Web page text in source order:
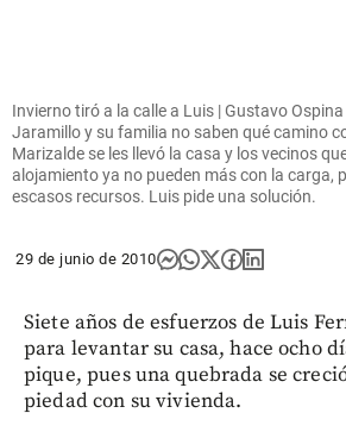
Invierno tiró a la calle a Luis | Gustavo
Jaramillo y su familia no saben qué camino
Marizalde se les llevó la casa y los vecinos
alojamiento ya no pueden más con la carga,
escasos recursos. Luis pide una solución.
29 de junio de 2010
Siete años de esfuerzos de Luis
para levantar su casa, hace ocho
pique, pues una quebrada se
piedad con su vivienda.